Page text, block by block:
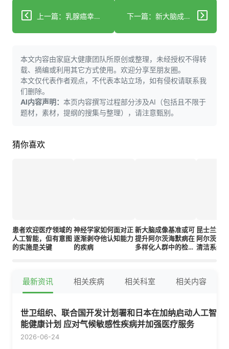
上一篇：乳腺癌幸存者可能有较低的阿尔茨海默病痴呆风险 下一篇：新大脑成像基准或可提升阿尔茨海默病在多样化人群中的检测效果
本文内容由家庭大健康团队所原创或整理，未经授权不得转
载、摘编或利用其它方式使用。欢迎分享至朋友圈。
本文仅代表作者观点，不代表本站立场，如有侵权请联系我
们删除。
AI内容声明： 本页内容撰写过程部分涉及AI（包括且不限于
题材，素材，提纲的搜集与整理），请注意甄别。
猜你喜欢
患者欢迎医疗领域的
人工智能，但有意图
的实施是关键
神经学家如何面对正
逐渐剥夺他认知能力
的疾病
新大脑成像基准或可
提升阿尔茨海默病在
多样化人群中的检测
昆士兰大
阿尔茨海
清洁系统
最新资讯 相关疾病 相关科室 相关内容
世卫组织、联合国开发计划署和日本在加纳启动人工智
能健康计划 应对气候敏感性疾病并加强医疗服务
2026-06-24